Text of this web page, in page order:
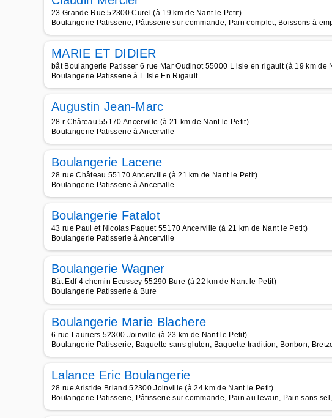
23 Grande Rue 52300 Curel (à 19 km de Nant le Petit)
Boulangerie Patisserie, Pâtisserie sur commande, Pain complet, Boissons à
MARIE ET DIDIER
bât Boulangerie Patisser 6 rue Mar Oudinot 55000 L isle en rigault (à 19 km de
Boulangerie Patisserie à L Isle En Rigault
Augustin Jean-Marc
28 r Château 55170 Ancerville (à 21 km de Nant le Petit)
Boulangerie Patisserie à Ancerville
Boulangerie Lacene
28 rue Château 55170 Ancerville (à 21 km de Nant le Petit)
Boulangerie Patisserie à Ancerville
Boulangerie Fatalot
43 rue Paul et Nicolas Paquet 55170 Ancerville (à 21 km de Nant le Petit)
Boulangerie Patisserie à Ancerville
Boulangerie Wagner
Bât Edf 4 chemin Ecussey 55290 Bure (à 22 km de Nant le Petit)
Boulangerie Patisserie à Bure
Boulangerie Marie Blachere
6 rue Lauriers 52300 Joinville (à 23 km de Nant le Petit)
Boulangerie Patisserie, Baguette sans gluten, Baguette tradition, Bonbon,
Lalance Eric Boulangerie
28 rue Aristide Briand 52300 Joinville (à 24 km de Nant le Petit)
Boulangerie Patisserie, Pâtisserie sur commande, Pain au levain, Pain sans